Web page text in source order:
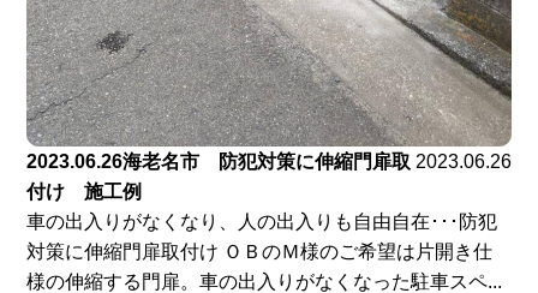
2023.06.26海老名市 防犯対策に伸縮門扉取
付け 施工例
2023.06.26
車の出入りがなくなり、人の出入りも自由自在･･･防犯
対策に伸縮門扉取付け ＯＢのＭ様のご希望は片開き仕
様の伸縮する門扉。車の出入りがなくなった駐車スペ...